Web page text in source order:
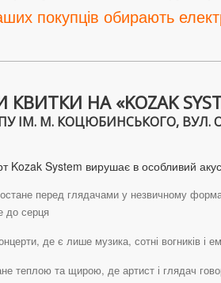
покупців обирають
НА «KOZAK
ІМ. М. КОЦЮБИНСЬКОГО, ВУЛ.
Kozak System вирушає в особливий
перед глядачами у незвичному
до серця
де є лише музика, сотні вогників і
теплою та щирою, де артист і глядач